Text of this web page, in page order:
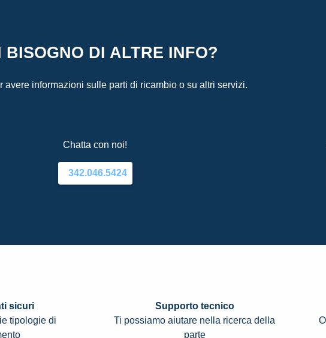
BISOGNO DI ALTRE INFO?
avere informazioni sulle parti di ricambio o su altri servizi.
Chatta con noi!
342.046.5424
sicuri
tipologie di
Supporto tecnico
Ti possiamo aiutare nella ricerca della
parte